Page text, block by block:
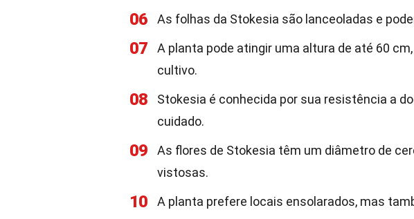
06 As folhas da Stokesia são lanceoladas e
07
A planta pode atingir uma altura de até 60
cultivo.
08
Stokesia é conhecida por sua resistência a
cuidado.
09
As flores de Stokesia têm um diâmetro de
vistosas.
10 A planta prefere locais ensolarados, mas